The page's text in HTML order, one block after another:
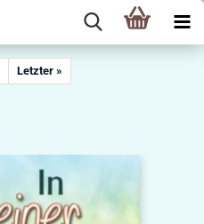
Letzter »